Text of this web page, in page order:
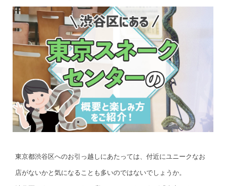
東京都渋谷区へのお引っ越しにあたっては、付近にユニークなお
店がないかと気になることも多いのではないでしょうか。